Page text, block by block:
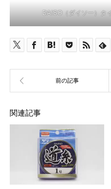
DAISO（ダイソー）タ
関連記事